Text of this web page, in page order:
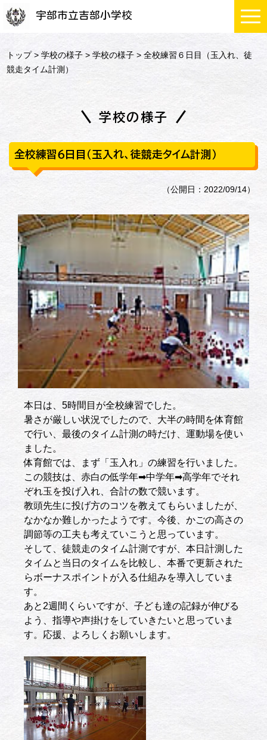
宇部市立吉部小学校
トップ>学校の様子 >学校の様子 > 全校練習６日目（玉入れ、徒
競走タイム計測）
学校の様子
全校練習６日目（玉入れ、徒競走タイム計測）
（公開日：2022/09/14）
本日は、5時間目が全校練習でした。
暑さが厳しい状況でしたので、大半の時間を体育館
で行い、最後のタイム計測の時だけ、運動場を使い
ました。
体育館では、まず「玉入れ」の練習を行いました。
この競技は、赤白の低学年➡中学年➡高学年でそれ
ぞれ玉を投げ入れ、合計の数で競います。
教頭先生に投げ方のコツを教えてもらいましたが、
なかなか難しかったようです。今後、かごの高さの
調節等の工夫も考えていこうと思っています。
そして、徒競走のタイム計測ですが、本日計測した
タイムと当日のタイムを比較し、本番で更新された
らボーナスポイントが入る仕組みを導入していま
す。
あと2週間くらいですが、子ども達の記録が伸びる
よう、指導や声掛けをしていきたいと思っていま
す。応援、よろしくお願いします。